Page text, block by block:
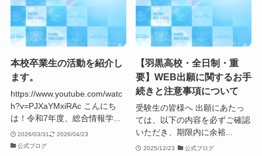
本校卒業生の活動を紹介し
ます。
https://www.youtube.com/watc
h?v=PJXaYMxiRAc こんにち
は！令和7年度、総合情報学...
2026/03/31
2026/04/23
公式ブログ
【羽黒高校・全日制・重
要】WEB出願に関するお手
続きと注意事項について
受験生の皆様へ 出願にあたっ
ては、以下の内容を必ずご確認
いただき、期限内に余裕...
2025/12/23 公式ブログ